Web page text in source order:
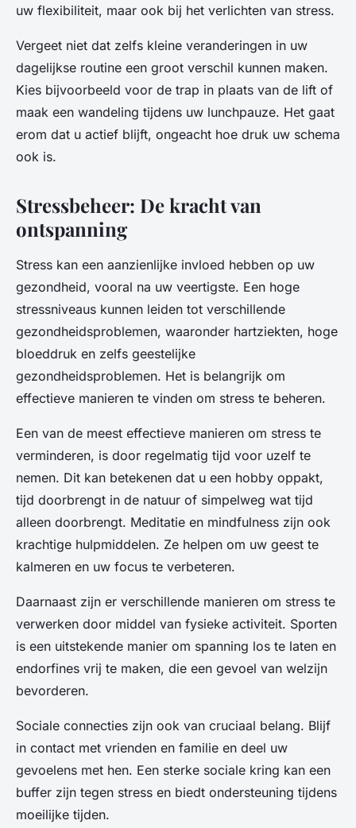
uw flexibiliteit, maar ook bij het verlichten van stress.
Vergeet niet dat zelfs kleine veranderingen in uw
dagelijkse routine een groot verschil kunnen maken.
Kies bijvoorbeeld voor de trap in plaats van de lift of
maak een wandeling tijdens uw lunchpauze. Het gaat
erom dat u actief blijft, ongeacht hoe druk uw schema
ook is.
Stressbeheer: De kracht van
ontspanning
Stress kan een aanzienlijke invloed hebben op uw
gezondheid, vooral na uw veertigste. Een hoge
stressniveaus kunnen leiden tot verschillende
gezondheidsproblemen, waaronder hartziekten, hoge
bloeddruk en zelfs geestelijke
gezondheidsproblemen. Het is belangrijk om
effectieve manieren te vinden om stress te beheren.
Een van de meest effectieve manieren om stress te
verminderen, is door regelmatig tijd voor uzelf te
nemen. Dit kan betekenen dat u een hobby oppakt,
tijd doorbrengt in de natuur of simpelweg wat tijd
alleen doorbrengt. Meditatie en mindfulness zijn ook
krachtige hulpmiddelen. Ze helpen om uw geest te
kalmeren en uw focus te verbeteren.
Daarnaast zijn er verschillende manieren om stress te
verwerken door middel van fysieke activiteit. Sporten
is een uitstekende manier om spanning los te laten en
endorfines vrij te maken, die een gevoel van welzijn
bevorderen.
Sociale connecties zijn ook van cruciaal belang. Blijf
in contact met vrienden en familie en deel uw
gevoelens met hen. Een sterke sociale kring kan een
buffer zijn tegen stress en biedt ondersteuning tijdens
moeilijke tijden.